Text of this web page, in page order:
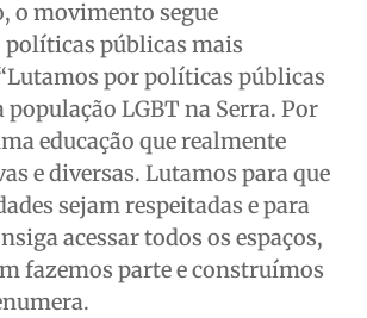
o movimento segue
públicas mais
por políticas públicas
população LGBT na Serra. Por
educação que realmente
e diversas. Lutamos para que
sejam respeitadas e para
acessar todos os espaços,
fazemos parte e construímos